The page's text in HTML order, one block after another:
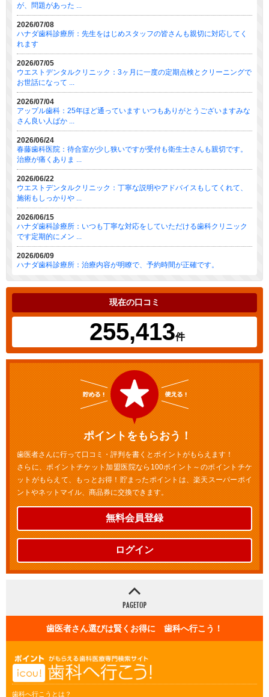
が、問題があった ...
2026/07/08
ハナダ歯科診療所：先生をはじめスタッフの皆さんも親切に対応してく
れます
2026/07/05
ウエストデンタルクリニック：3ヶ月に一度の定期点検とクリーニングで
お世話になって ...
2026/07/04
アップル歯科：25年ほど通っています いつもありがとうございますみな
さん良い人ばか ...
2026/06/24
春藤歯科医院：待合室が少し狭いですが受付も衛生士さんも親切です。
治療が痛くありま ...
2026/06/22
ウエストデンタルクリニック：丁寧な説明やアドバイスもしてくれて、
施術もしっかりや ...
2026/06/15
ハナダ歯科診療所：いつも丁寧な対応をしていただける歯科クリニック
です定期的にメン ...
2026/06/09
ハナダ歯科診療所：治療内容が明瞭で、予約時間が正確です。
現在の口コミ
255,413件
ポイントをもらおう！
歯医者さんに行って口コミ・評判を書くとポイントがもらえます！
さらに、ポイントチケット加盟医院なら100ポイント～のポイントチケ
ットがもらえて、もっとお得！貯まったポイントは、楽天スーパーポイ
ントやネットマイル、商品券に交換できます。
無料会員登録
ログイン
歯医者さん選びは賢くお得に 歯科へ行こう！
歯科へ行こうとは？